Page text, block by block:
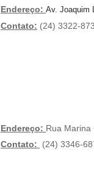
Endereço: Av. Joaquim
Contato: (24) 3322-
Endereço: Rua Marina
Contato:
(24) 3346-